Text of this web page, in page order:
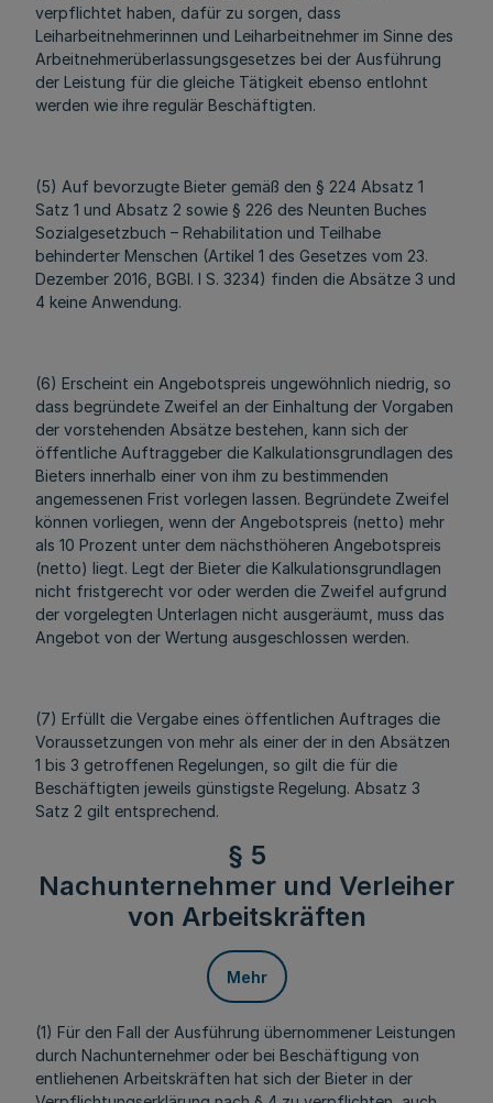
verpflichtet haben, dafür zu sorgen, dass
Leiharbeitnehmerinnen und Leiharbeitnehmer im Sinne des
Arbeitnehmerüberlassungsgesetzes bei der Ausführung
der Leistung für die gleiche Tätigkeit ebenso entlohnt
werden wie ihre regulär Beschäftigten.
(5) Auf bevorzugte Bieter gemäß den § 224 Absatz 1
Satz 1 und Absatz 2 sowie § 226 des Neunten Buches
Sozialgesetzbuch – Rehabilitation und Teilhabe
behinderter Menschen (Artikel 1 des Gesetzes vom 23.
Dezember 2016, BGBl. I S. 3234) finden die Absätze 3 und
4 keine Anwendung.
(6) Erscheint ein Angebotspreis ungewöhnlich niedrig, so
dass begründete Zweifel an der Einhaltung der Vorgaben
der vorstehenden Absätze bestehen, kann sich der
öffentliche Auftraggeber die Kalkulationsgrundlagen des
Bieters innerhalb einer von ihm zu bestimmenden
angemessenen Frist vorlegen lassen. Begründete Zweifel
können vorliegen, wenn der Angebotspreis (netto) mehr
als 10 Prozent unter dem nächsthöheren Angebotspreis
(netto) liegt. Legt der Bieter die Kalkulationsgrundlagen
nicht fristgerecht vor oder werden die Zweifel aufgrund
der vorgelegten Unterlagen nicht ausgeräumt, muss das
Angebot von der Wertung ausgeschlossen werden.
(7) Erfüllt die Vergabe eines öffentlichen Auftrages die
Voraussetzungen von mehr als einer der in den Absätzen
1 bis 3 getroffenen Regelungen, so gilt die für die
Beschäftigten jeweils günstigste Regelung. Absatz 3
Satz 2 gilt entsprechend.
§ 5
Nachunternehmer und Verleiher
von Arbeitskräften
Mehr
(1) Für den Fall der Ausführung übernommener Leistungen
durch Nachunternehmer oder bei Beschäftigung von
entliehenen Arbeitskräften hat sich der Bieter in der